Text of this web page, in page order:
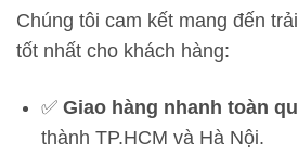
Chúng tôi cam kết mang đến
tốt nhất cho khách hàng:
✅Giao hàng nhanh toàn
thành TP.HCM và Hà Nội.